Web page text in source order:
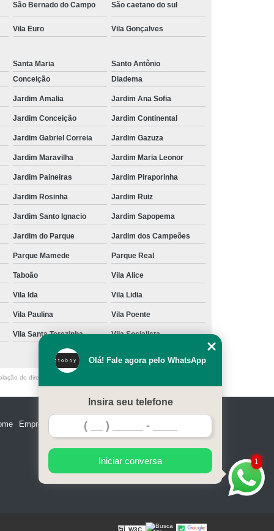
São Bernado do Campo São caetano do sul
Vila Euro Vila Gonçalves
Santa Maria
Santo Antônio
Conceição Diadema
Jardim Amalia Jardim Ana Sofia
Jardim Conceição Jardim Continental
Jardim Gabriel Correia Jardim Gazuza
Jardim Maravilha Jardim Maria Leonor
Jardim Paineiras Jardim Piraporinha
Jardim Rosinha Jardim Ruiz
Jardim Santo Ignacio Jardim Sapopema
Jardim do Parque Jardim dos Campeões
Parque Mamede Parque Real
Taboão Vila Alice
Vila Ida Vila Lidia
Vila Paulina Vila Poente
Vila Santa Terezinha Vila Socialista
de direito autoral – artigo 184 do Código Penal –
Empresa Serviços Contato
1
Olá! Fale agora pelo WhatsApp
Insira seu telefone
Iniciar conversa
W3C